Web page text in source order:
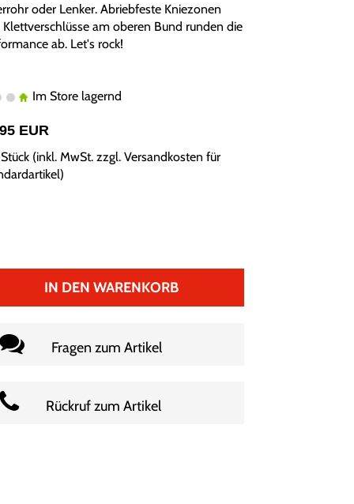
oder Lenker. Abriebfeste Kniezonen
Klettverschlüsse am oberen Bund runden die
ab. Let's rock!
Im Store lagernd
EUR
(inkl. MwSt. zzgl. Versandkosten für
)
IN DEN WARENKORB
Fragen zum Artikel
Rückruf zum Artikel